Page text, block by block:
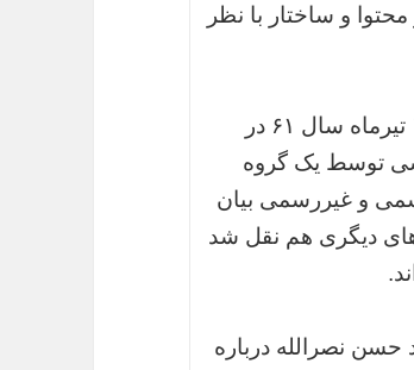
و ساختار با نظر
سردار حاج احمد متوسلیان و ۳ دیپلمات ایرانی دیگر در ۱۴ تیرماه سال ۶۱ در
توسط یک گروه
و غیررسمی بیان
دیگری هم نقل شد
نصرالله درباره